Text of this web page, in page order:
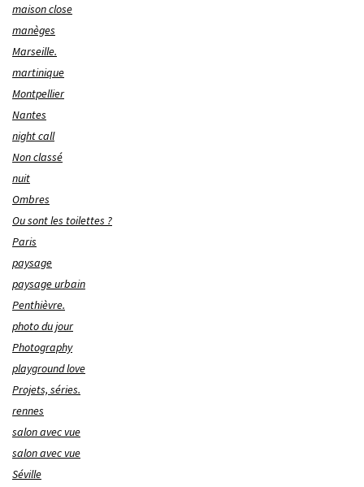
maison close
manèges
Marseille.
martinique
Montpellier
Nantes
night call
Non classé
nuit
Ombres
Ou sont les toilettes ?
Paris
paysage
paysage urbain
Penthièvre.
photo du jour
Photography
playground love
Projets, séries.
rennes
salon avec vue
salon avec vue
Séville